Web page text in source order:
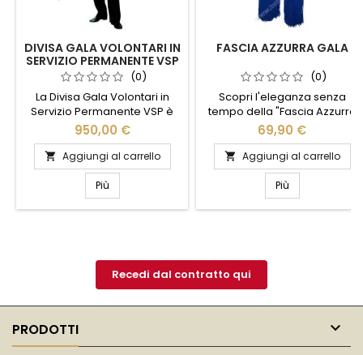
DIVISA GALA VOLONTARI IN
SERVIZIO PERMANENTE VSP
(0)
La Divisa Gala Volontari in
Servizio Permanente VSP è
l'emblema dell'eleganza e
della dedizione. Realizzata
con tessuti di alta qualità,
questa divisa unisce comfort
e stile, garantendo un
aspetto impeccabile in ogni
occasione ufficiale. I dettagli
personalizzati, riflettono
l'orgoglio e l'impegno di chi
la...
950,00 €
 Aggiungi al carrello
Più
FASCIA AZZURRA GALA
(0)
Scopri l'eleganza senza
tempo della "Fascia Azzurra
Gala". Realizzata con
materiali di alta qualità,
questa fascia è l'accessorio
perfetto per aggiungere un
tocco di raffinatezza al tuo
look. Il suo delicato colore
azzurro si abbina facilmente
o serate eleganti. Con un
design confortevole e...
69,90 €
 Aggiungi al carrello
Più
Recedi dal contratto qui
PRODOTTI 